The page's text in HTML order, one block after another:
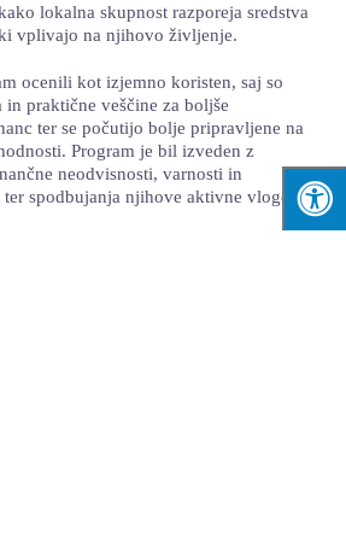
lokalna skupnost razporeja sredstva
vplivajo na njihovo življenje.
ocenili kot izjemno koristen, saj so
praktične veščine za boljše
ter se počutijo bolje pripravljene na
Program je bil izveden z
neodvisnosti, varnosti in
ter spodbujanja njihove aktivne vloge v